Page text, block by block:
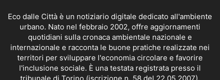
Eco dalle Città è un notiziario digitale dedicato all'ambiente
urbano. Nato nel febbraio 2002, offre aggiornamenti
quotidiani sulla cronaca ambientale nazionale e
internazionale e racconta le buone pratiche realizzate nei
territori per sviluppare l'economia circolare e favorire
l'inclusione sociale. È una testata registrata presso il